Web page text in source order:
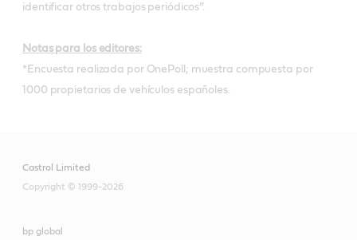
identificar otros trabajos periódicos”.
Notas para los editores:
*Encuesta realizada por OnePoll; muestra compuesta por
1000 propietarios de vehículos españoles.
Castrol Limited
Copyright © 1999-2026
bp global